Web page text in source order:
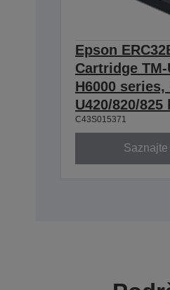
Epson
Cartridge TM-
H6000 series,
U420/820/825
C43S015371
Saznajte